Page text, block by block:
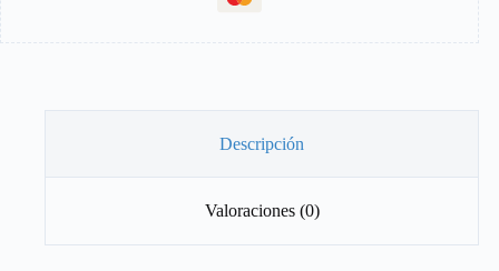
Descripción
Valoraciones (0)